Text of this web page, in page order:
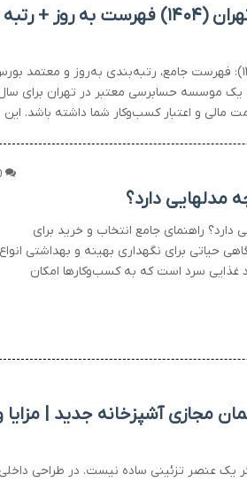
موسسات حسابرسی در تهران (۱۴۰۴) فهرست به روز + رتبه
موسسات حسابرسی در تهران (۱۴۰۴): فهرست جامع، رتبه‌بندی به‌روز و معتمد
یک موسسه حسابرسی معتبر در تهران برای
مالی و اعتبار کسب‌وکار شما داشته باشد. این
دارد؟
راهنمای جامع انتخاب و خرید برای
حیاتی برای نگهداری بهینه و بهداشتی
غذایی سرد است که به کسب‌وکارها امکان
مجازی آشپزخانه جدید | مزایا
یک عنصر تزئینی ساده نیست. در طراحی